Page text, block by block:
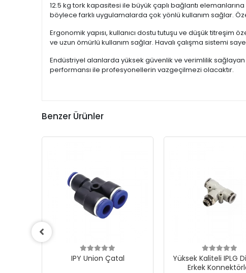
12.5 kg tork kapasitesi ile büyük çaplı bağlantı
böylece farklı uygulamalarda çok yönlü kullanım sağlar.
Ergonomik yapısı, kullanıcı dostu tutuşu ve düşük titreşim
ve uzun ömürlü kullanım sağlar. Havalı çalışma sistemi
Endüstriyel alanlarda yüksek güvenlik ve verimlilik sağlayan
performansı ile profesyonellerin vazgeçilmezi olacaktır.
Benzer Ürünler
IPY Union Çatal
Yüksek Kaliteli IPLG
Erkek